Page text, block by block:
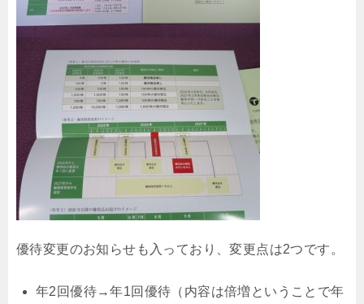
優待変更のお知らせも入っており、変更点は2つです。
年2回優待→年1回優待（内容は倍増ということで年